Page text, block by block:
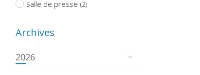
Salle de presse (2)
Archives
2026